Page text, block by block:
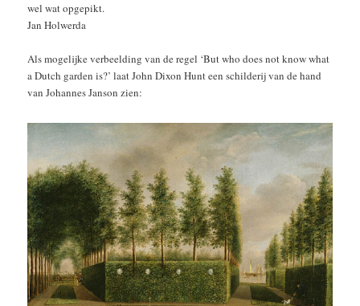
wel wat opgepikt.
Jan Holwerda
Als mogelijke verbeelding van de regel ‘But who does not know what
a Dutch garden is?’ laat John Dixon Hunt een schilderij van de hand
van Johannes Janson zien: